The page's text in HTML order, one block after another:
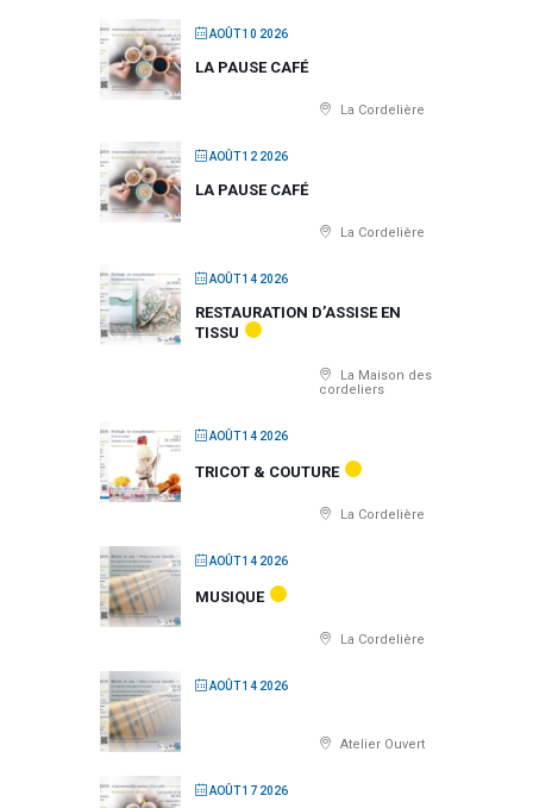
AOÛT 10 2026
LA PAUSE CAFÉ
La Cordelière
AOÛT 12 2026
LA PAUSE CAFÉ
La Cordelière
AOÛT 14 2026
RESTAURATION D’ASSISE EN
TISSU
La Maison des
cordeliers
AOÛT 14 2026
TRICOT & COUTURE
La Cordelière
AOÛT 14 2026
MUSIQUE
La Cordelière
AOÛT 14 2026
Atelier Ouvert
AOÛT 17 2026